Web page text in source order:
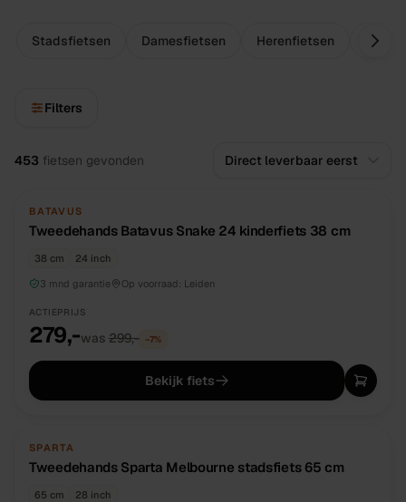
Stadsfietsen Damesfietsen Herenfietsen
Filters
Alle fietsen
453 fietsen gevonden
TWEEDEHANDS
BATAVUS
Tweedehands Batavus Snake 24 kinderfiets 38 cm
38 cm
24 inch
3 mnd garantie
Op voorraad: Leiden
ACTIEPRIJS
279,-was 299,- −7%
Bekijk fiets
TWEEDEHANDS
SPARTA
Tweedehands Sparta Melbourne stadsfiets 65 cm
65 cm
28 inch